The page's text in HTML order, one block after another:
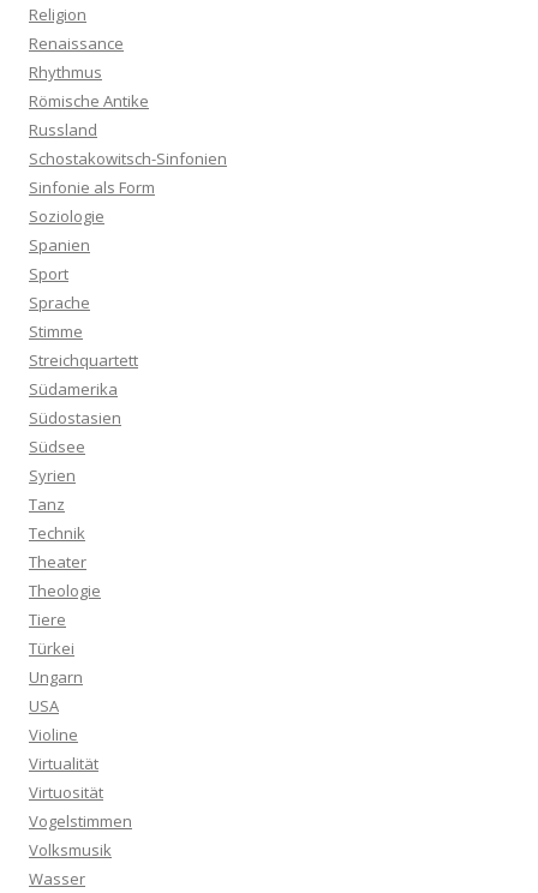
Religion
Renaissance
Rhythmus
Römische Antike
Russland
Schostakowitsch-Sinfonien
Sinfonie als Form
Soziologie
Spanien
Sport
Sprache
Stimme
Streichquartett
Südamerika
Südostasien
Südsee
Syrien
Tanz
Technik
Theater
Theologie
Tiere
Türkei
Ungarn
USA
Violine
Virtualität
Virtuosität
Vogelstimmen
Volksmusik
Wasser